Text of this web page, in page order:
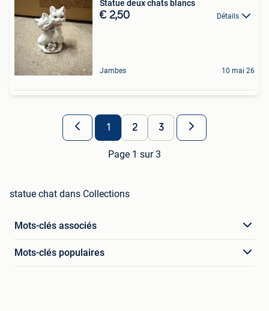
Statue deux chats blancs
€ 2,50 Détails
Jambes 10 mai 26
1 2 3
Page 1 sur 3
statue chat dans Collections
Mots-clés associés
Mots-clés populaires